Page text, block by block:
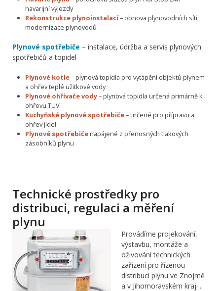
havarijní výjezdy
Rekonstrukce plynoinstalací– obnova plynovodních sítí,
modernizace plynovodů
Plynové spotřebiče – instalace, údržba a servis plynových
spotřebičů a topidel
Plynové kotle– plynová topidla pro vytápění objektů plynem
a ohřev teplé užitkové vody
Plynové ohřívače vody– plynová topidla určená primárně k
ohřevu TUV
Kuchyňské plynové spotřebiče– určené pro přípravu a
ohřev jídel
Plynové spotřebičenapájené z přenosných tlakových
zásobníků plynu
Technické prostředky pro
distribuci, regulaci a měření
plynu
Provádíme projekování,
výstavbu, montáže a
oživování technických
zařízení pro řízenou
distribuci plynu ve Znojmě
a v Jihomoravském kraji .